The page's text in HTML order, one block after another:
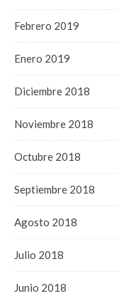
Febrero 2019
Enero 2019
Diciembre 2018
Noviembre 2018
Octubre 2018
Septiembre 2018
Agosto 2018
Julio 2018
Junio 2018